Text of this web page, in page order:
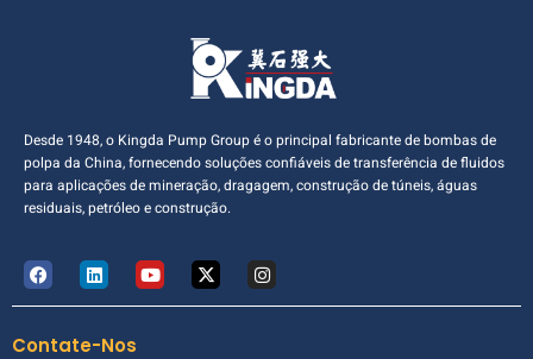
Desde 1948, o Kingda Pump Group é o principal fabricante de bombas de
polpa da China, fornecendo soluções confiáveis de transferência de fluidos
para aplicações de mineração, dragagem, construção de túneis, águas
residuais, petróleo e construção.
Contate-Nos